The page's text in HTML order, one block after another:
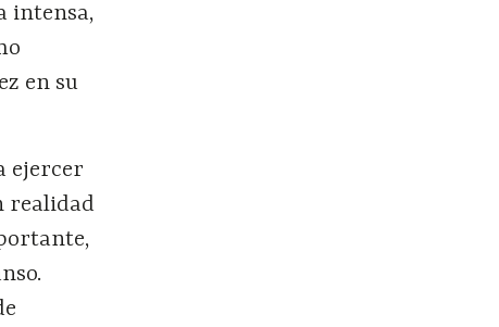
intensa,
en su
ejercer
realidad